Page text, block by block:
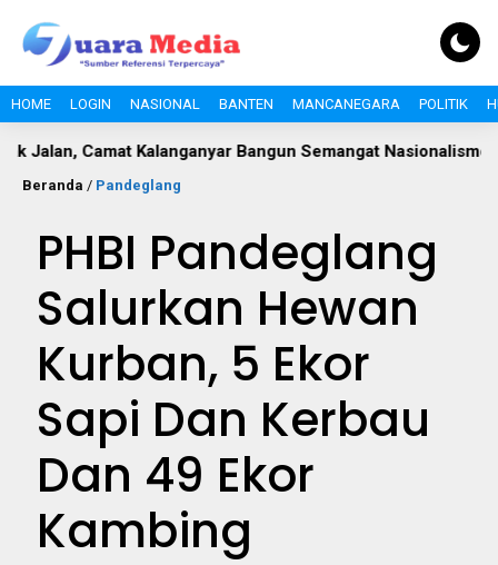
HOME LOGIN NASIONAL BANTEN MANCANEGARA POLITIK
Kalanganyar Bangun Semangat Nasionalisme Pelajar
Beranda / Pandeglang
PHBI Pandeglang
Salurkan Hewan
Kurban, 5 Ekor
Sapi Dan Kerbau
Dan 49 Ekor
Kambing